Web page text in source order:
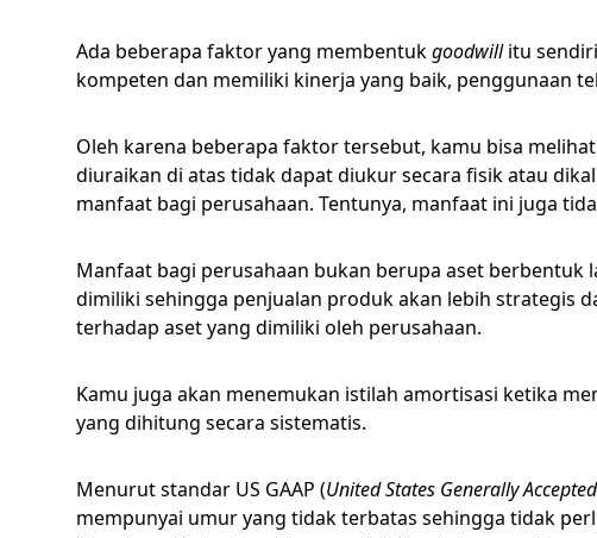
Ada beberapa faktor yang membentukgoodwillitu
kompeten dan memiliki kinerja yang baik, penggunaan
Oleh karena beberapa faktor tersebut, kamu bisa
diuraikan di atas tidak dapat diukur secara fisik atau
manfaat bagi perusahaan. Tentunya, manfaat ini juga
Manfaat bagi perusahaan bukan berupa aset
dimiliki sehingga penjualan produk akan lebih strategis
terhadap aset yang dimiliki oleh perusahaan.
Kamu juga akan menemukan istilah amortisasi ketika
yang dihitung secara sistematis.
Menurut standar US GAAP (United States Generally
mempunyai umur yang tidak terbatas sehingga tidak